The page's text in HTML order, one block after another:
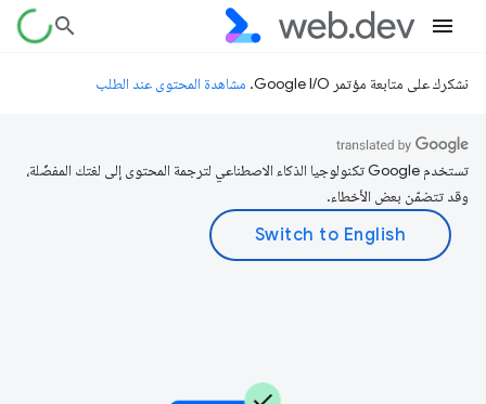
نشكرك على متابعة مؤتمر Google I/O. مشاهدة المحتوى عند الطلب
تستخدم Google تكنولوجيا الذكاء الاصطناعي لترجمة المحتوى إلى لغتك المفضّلة،
وقد تتضمّن بعض الأخطاء.